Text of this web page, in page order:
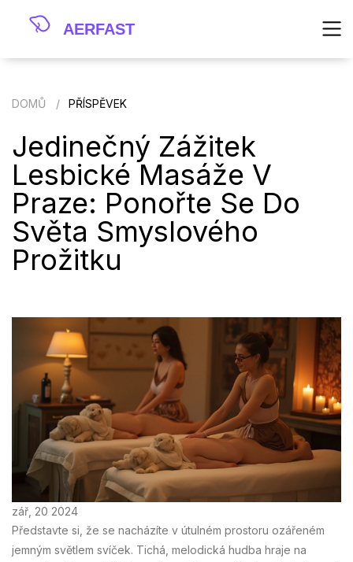
DOMŮ PŘÍSPĚVEK
Jedinečný Zážitek
Lesbické Masáže V
Praze: Ponořte Se Do
Světa Smyslového
Prožitku
zář, 20 2024
Představte si, že se nacházíte v útulném prostoru ozářeném
jemným světlem svíček. Tichá, melodická hudba hraje na